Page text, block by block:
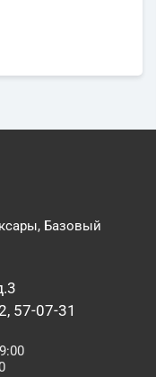
Базовый
57-07-31